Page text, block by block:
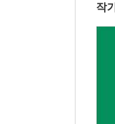
브롬톤
작